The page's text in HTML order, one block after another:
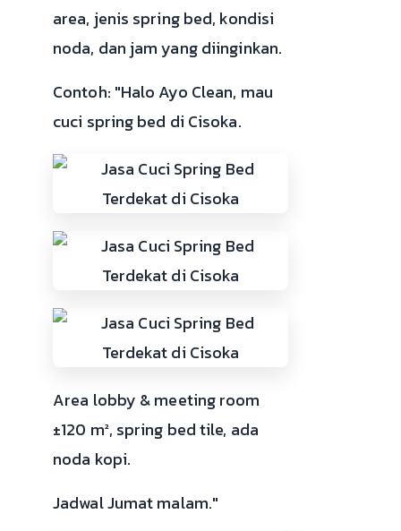
area, jenis spring bed, kondisi
noda, dan jam yang diinginkan.
Contoh: "Halo Ayo Clean, mau
cuci spring bed di Cisoka.
Area lobby & meeting room
±120 m², spring bed tile, ada
noda kopi.
Jadwal Jumat malam."